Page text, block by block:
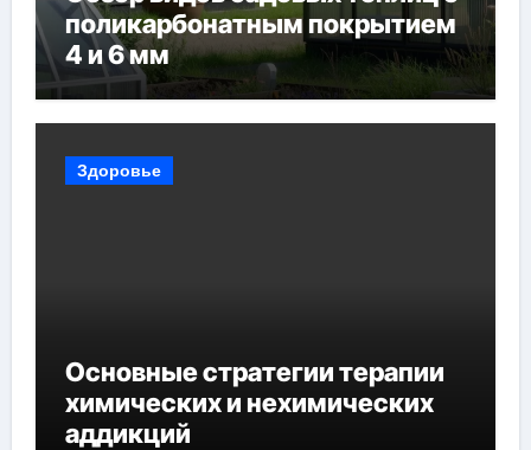
поликарбонатным покрытием
4 и 6 мм
Здоровье
Основные стратегии терапии
химических и нехимических
аддикций